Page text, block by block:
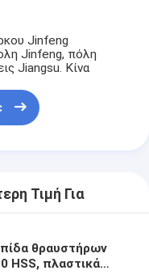
Jinfeng
Jinfeng, πόλη
Jiangsu. Κίνα
Τιμή Για
θραυστήρων
HSS, πλαστικά